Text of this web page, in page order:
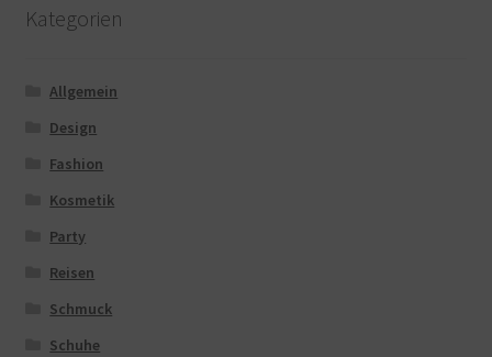
Kategorien
Allgemein
Design
Fashion
Kosmetik
Party
Reisen
Schmuck
Schuhe